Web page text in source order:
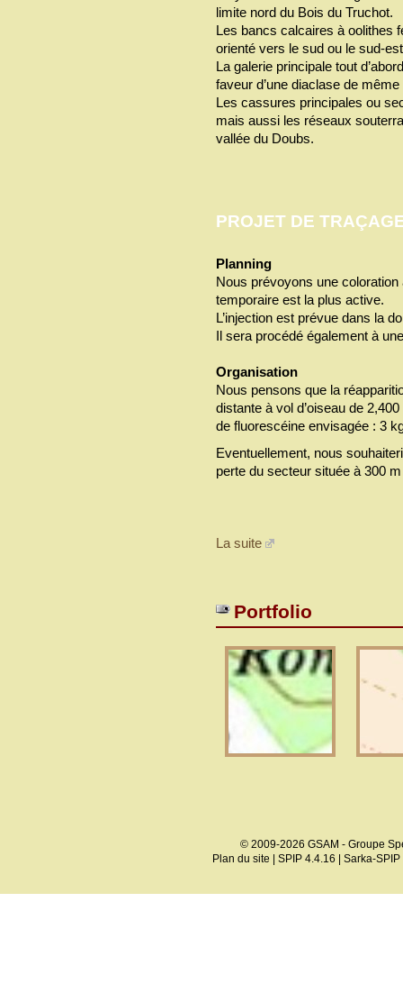
limite nord du Bois du Truchot.
Les bancs calcaires à oolithes
orienté vers le sud ou le sud-
La galerie principale tout
faveur d’une diaclase de
Les cassures principales ou
mais aussi les réseaux
vallée du Doubs.
PROJET DE
Planning
Nous prévoyons une
temporaire est la plus active.
L’injection est prévue dans la
Il sera procédé également à
Organisation
Nous pensons que la
distante à vol d’oiseau de
de fluorescéine envisagée : 3
Eventuellement, nous
perte du secteur située à 300
La suite
Portfolio
© 2009-2026 GSAM - Groupe
Plan du site
SPIP 4.4.16 Sarka-SPIP